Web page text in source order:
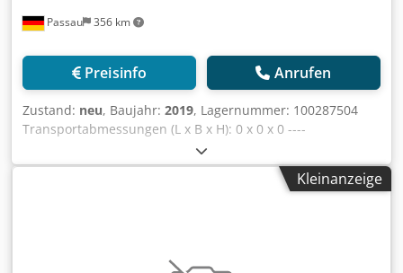
Passau 356 km
Preisinfo Anrufen
Zustand: neu, Baujahr: 2019, Lagernummer: 100287504
Transportabmessungen (L x B x H): 0 x 0 x 0 ----
Ausstattung: Hakenhöhe 21m Ausladung 33m Farbe: gelb
Inkl. Gegenballast 9 Platten a 1530kg Djdpfx Amszkzr Te
Reck Inkl. Dreh- und Katzfahrbegrenzung Inkl.Kleinanzeige